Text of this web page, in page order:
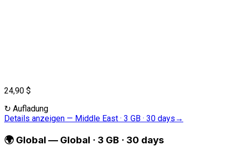
24,90 $
↻ Aufladung
Details anzeigen — Middle East · 3 GB · 30 days →
🌍 Global — Global · 3 GB · 30 days